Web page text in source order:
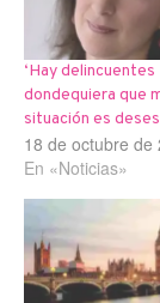
‘Hay delincuentes
dondequiera que
situación es
18 de octubre de
En «Noticias»